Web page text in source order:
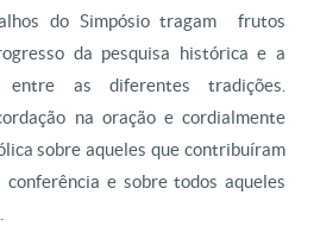
do Simpósio tragam frutos
da pesquisa histórica e a
entre as diferentes tradições.
na oração e cordialmente
sobre aqueles que contribuíram
conferência e sobre todos aqueles